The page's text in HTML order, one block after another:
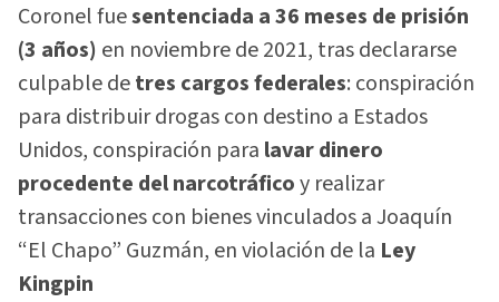
Coronel fuesentenciada a 36 meses de prisión
(3 años) en noviembre de 2021, tras declararse
culpable detres cargos federales: conspiración
para distribuir drogas con destino a Estados
Unidos, conspiración para lavar dinero
procedente del narcotráficoy realizar
transacciones con bienes vinculados a Joaquín
“El Chapo” Guzmán, en violación de la Ley
Kingpin